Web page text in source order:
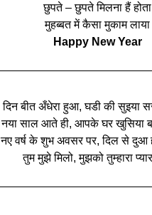
छुपते – छुपते मिलना हैं होता
मुहब्बत में कैसा मुकाम लाया
Happy New Year
दिन बीत अँधेरा हुआ, घडी की सुइया
नया साल आते ही, आपके घर खुसिया
नए वर्ष के शुभ अवसर पर, दिल से दुआ
तुम मुझे मिलो, मुझको तुम्हारा